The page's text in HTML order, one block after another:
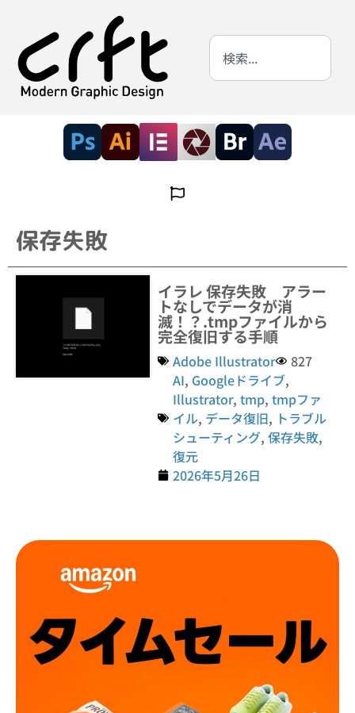
保存失敗
イラレ 保存失敗 アラー
トなしでデータが消
滅！？.tmpファイルから
完全復旧する手順
Adobe Illustrator
827
AI, Googleドライブ,
Illustrator,tmp,tmpファ
イル, データ復旧, トラブル
シューティング,保存失敗,
復元
2026年5月26日